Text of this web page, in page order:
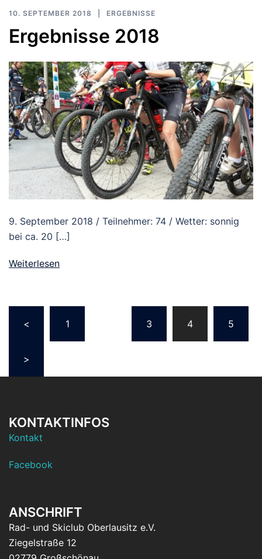
10. SEPTEMBER 2018 ERGEBNISSE
Ergebnisse 2018
9. September 2018 / Teilnehmer: 74 / Wetter: sonnig
bei ca. 20 […]
Weiterlesen
< 1 3 4 5
>
KONTAKTINFOS
Kontakt
Facebook
ANSCHRIFT
Rad- und Skiclub Oberlausitz e.V.
Ziegelstraße 12